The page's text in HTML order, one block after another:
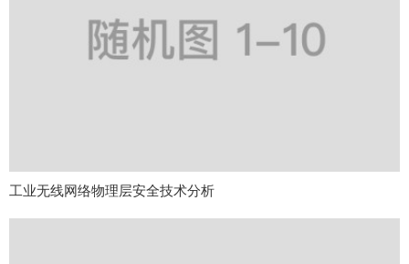
工业无线网络物理层安全技术分析